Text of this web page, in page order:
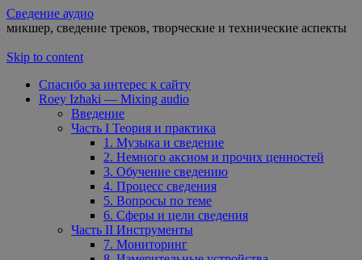
Сведение аудио
микшер, сведение треков, творческие и технические аспекты
Skip to content
Спасибо за интерес к сайту
Roey Izhaki — Mixing audio
Введение
Часть I Теория и практика
1. Музыка и сведение
2. Немного аксиом и прочих ценностей
3. Обучение сведению
4. Процесс сведения
5. Вопросы по теме
6. Сферы и цели сведения
Часть II Инструменты
7. Мониторинг